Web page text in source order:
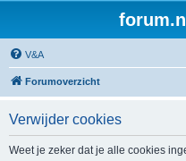
V&A
Forumoverzicht
Verwijder cookies
Weet je zeker dat je alle cookies